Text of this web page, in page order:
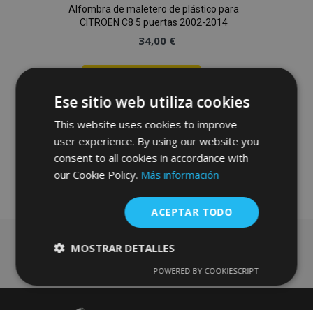
Alfombra de maletero de plástico para
CITROEN C8 5 puertas 2002-2014
34,00 €
Añadir
a la
Lista
Deseos
Ese sitio web utiliza cookies
This website uses cookies to improve
user experience. By using our website you
consent to all cookies in accordance with
our Cookie Policy. Más información
ACEPTAR TODO
MOSTRAR DETALLES
estrictamente
Cookies de
rendimiento
POWERED BY COOKIESCRIPT